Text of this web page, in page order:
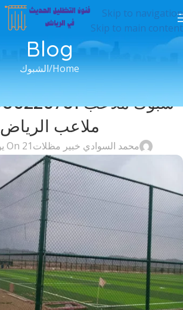
Skip to navigation
Skip to main content
Blog
Home الشبوك
ملاعب الرياض
محمد السوادي خبير مظلاتOn 21 يوليو، 2024